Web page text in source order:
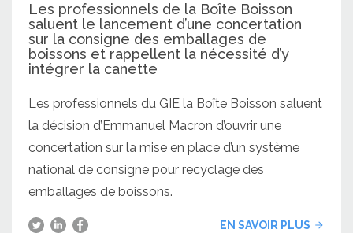
Les professionnels de la Boîte Boisson
saluent le lancement d’une concertation
sur la consigne des emballages de
boissons et rappellent la nécessité d’y
intégrer la canette
Les professionnels du GIE la Boîte Boisson saluent
la décision d’Emmanuel Macron d’ouvrir une
concertation sur la mise en place d’un système
national de consigne pour recyclage des
emballages de boissons.
EN SAVOIR PLUS